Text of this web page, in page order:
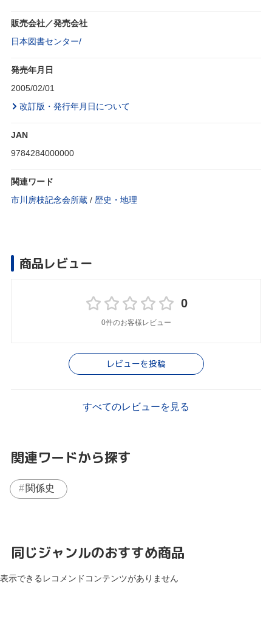
販売会社／発売会社
日本図書センター/
発売年月日
2005/02/01
改訂版・発行年月日について
JAN
9784284000000
関連ワード
市川房枝記念会所蔵 / 歴史・地理
商品レビュー
0
0件のお客様レビュー
レビューを投稿
すべてのレビューを見る
関連ワードから探す
関係史
同じジャンルのおすすめ商品
表示できるレコメンドコンテンツがありません